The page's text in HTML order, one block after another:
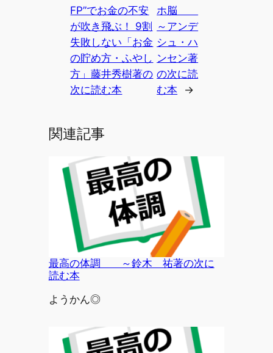
FP”でお金の不安
が吹き飛ぶ！ 9割
失敗しない「お金
の貯め方・ふやし
方」藤井秀樹著の
次に読む本
ホ脳
～アンデ
シュ・ハ
ンセン著
の次に読
む本
→
関連記事
最高の体調 ～鈴木 祐著の次に
読む本
投稿者
ようかん◎